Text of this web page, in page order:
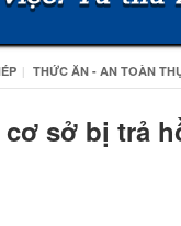
THỨC ĂN - AN TOÀN
sở bị trả